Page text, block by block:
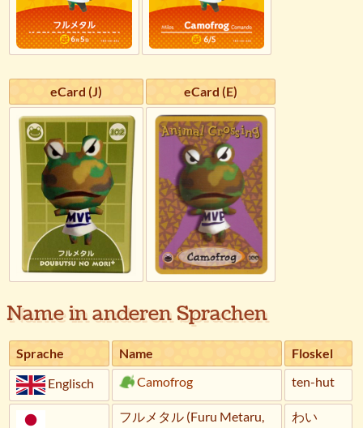
eCard (J) eCard (E)
Name in anderen Sprachen
Sprache Name
Floskel
Englisch
Camofrog ten-hut
フルメタル (Furu Metaru,
わい